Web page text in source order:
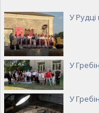
У Рудці
У
У